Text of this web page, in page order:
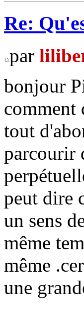
Re:
par
bonjour
comment
tout
parcourir
peut dire
un sens
même
même
une